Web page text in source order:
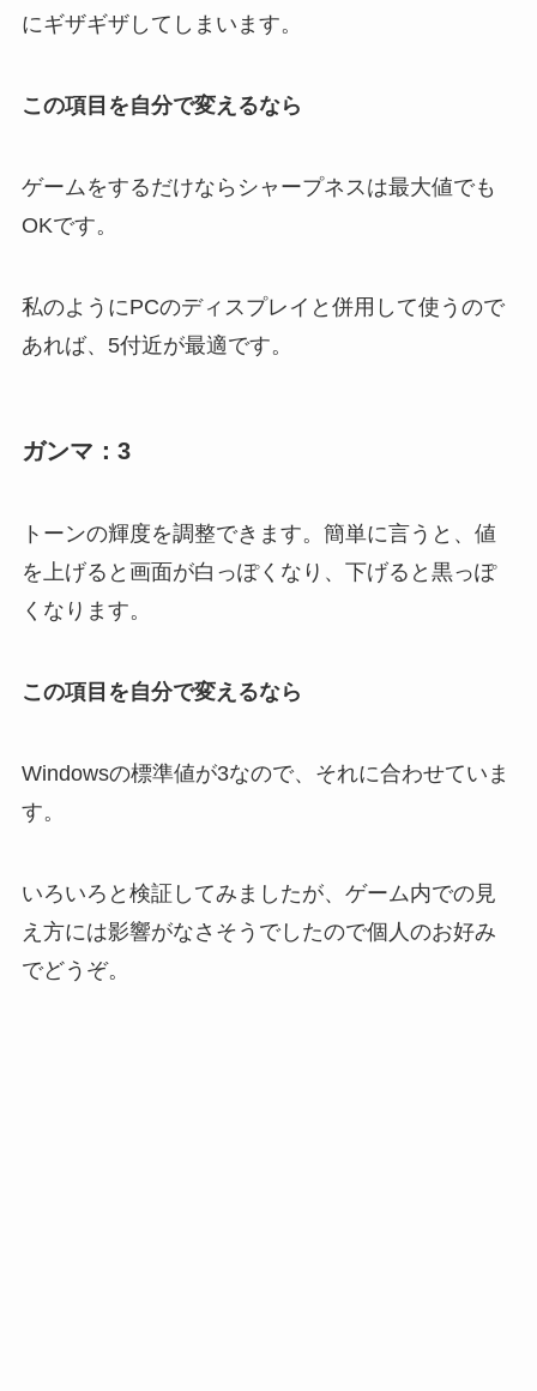
にギザギザしてしまいます。
この項目を自分で変えるなら
ゲームをするだけならシャープネスは最大値でも
OKです。
私のようにPCのディスプレイと併用して使うので
あれば、5付近が最適です。
ガンマ：3
トーンの輝度を調整できます。簡単に言うと、値
を上げると画面が白っぽくなり、下げると黒っぽ
くなります。
この項目を自分で変えるなら
Windowsの標準値が3なので、それに合わせていま
す。
いろいろと検証してみましたが、ゲーム内での見
え方には影響がなさそうでしたので個人のお好み
でどうぞ。